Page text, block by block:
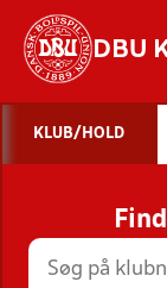
DBU
KLUB/HOLD